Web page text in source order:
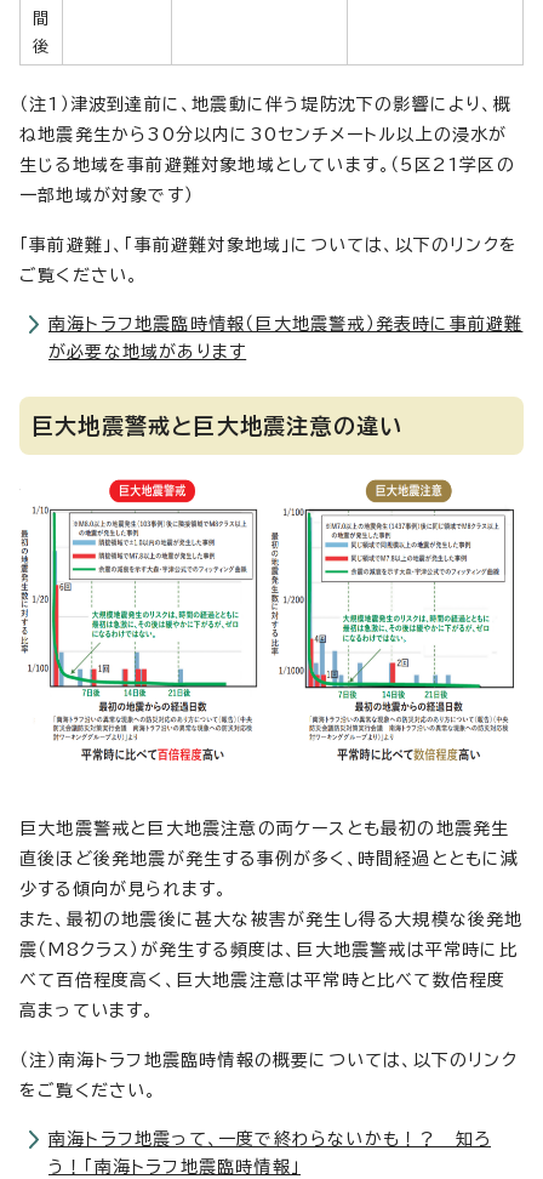
間
後
（注1）津波到達前に、地震動に伴う堤防沈下の影響により、概
ね地震発生から30分以内に30センチメートル以上の浸水が
生じる地域を事前避難対象地域としています。（5区21学区の
一部地域が対象です）
「事前避難」、「事前避難対象地域」については、以下のリンクを
ご覧ください。
南海トラフ地震臨時情報（巨大地震警戒）発表時に事前避難
が必要な地域があります
巨大地震警戒と巨大地震注意の違い
巨大地震警戒と巨大地震注意の両ケースとも最初の地震発生
直後ほど後発地震が発生する事例が多く、時間経過とともに減
少する傾向が見られます。
また、最初の地震後に甚大な被害が発生し得る大規模な後発地
震（M8クラス）が発生する頻度は、巨大地震警戒は平常時に比
べて百倍程度高く、巨大地震注意は平常時と比べて数倍程度
高まっています。
（注）南海トラフ地震臨時情報の概要については、以下のリンク
をご覧ください。
南海トラフ地震って、一度で終わらないかも！？ 知ろ
う！「南海トラフ地震臨時情報」